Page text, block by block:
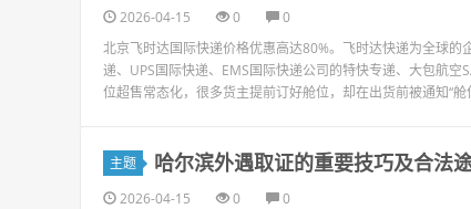
2026-04-15 0
0
北京飞时达国际快递价格优惠高达80%。飞时达快递为全球
递、UPS国际快递、EMS国际快递公司的特快专递、大包航
位超售常态化，很多货主提前订好舱位，却在出货前被通知“
主题 哈尔滨外遇取证的重要技巧及合法
2026-04-15 0
0